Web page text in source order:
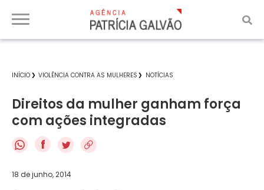
INÍCIO VIOLÊNCIA CONTRA AS MULHERES NOTÍCIAS
Direitos da mulher ganham força
com ações integradas
f
18 de junho, 2014